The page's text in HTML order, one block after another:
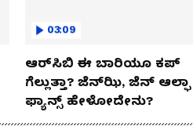
03:09
ಆರ್‌ಸಿಬಿ ಈ ಬಾರಿಯೂ ಕಪ್‌
ಗೆಲ್ಲುತ್ತಾ? ಜೆನ್‌ಝಿ, ಜೆನ್‌ ಆಲ್ಫಾ
ಫ್ಯಾನ್ಸ್ ಹೇಳೋದೇನು?